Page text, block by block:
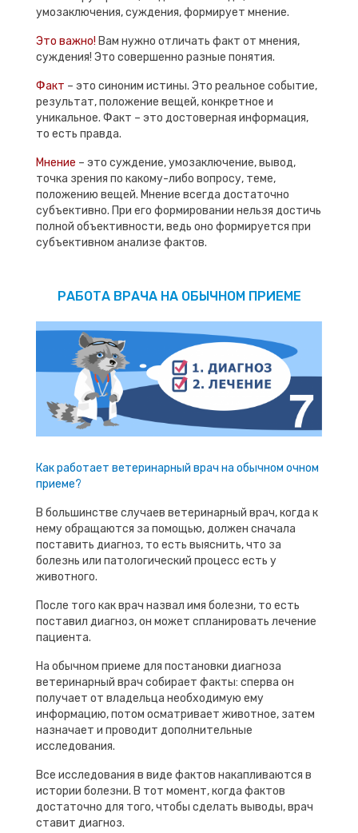
умозаключения, суждения, формирует мнение.
Это важно! Вам нужно отличать факт от мнения,
суждения! Это совершенно разные понятия.
Факт – это синоним истины. Это реальное событие,
результат, положение вещей, конкретное и
уникальное. Факт – это достоверная информация,
то есть правда.
Мнение – это суждение, умозаключение, вывод,
точка зрения по какому-либо вопросу, теме,
положению вещей. Мнение всегда достаточно
субъективно. При его формировании нельзя достичь
полной объективности, ведь оно формируется при
субъективном анализе фактов.
РАБОТА ВРАЧА НА ОБЫЧНОМ ПРИЕМЕ
Как работает ветеринарный врач на обычном очном
приеме?
В большинстве случаев ветеринарный врач, когда к
нему обращаются за помощью, должен сначала
поставить диагноз, то есть выяснить, что за
болезнь или патологический процесс есть у
животного.
После того как врач назвал имя болезни, то есть
поставил диагноз, он может спланировать лечение
пациента.
На обычном приеме для постановки диагноза
ветеринарный врач собирает факты: сперва он
получает от владельца необходимую ему
информацию, потом осматривает животное, затем
назначает и проводит дополнительные
исследования.
Все исследования в виде фактов накапливаются в
истории болезни. В тот момент, когда фактов
достаточно для того, чтобы сделать выводы, врач
ставит диагноз.